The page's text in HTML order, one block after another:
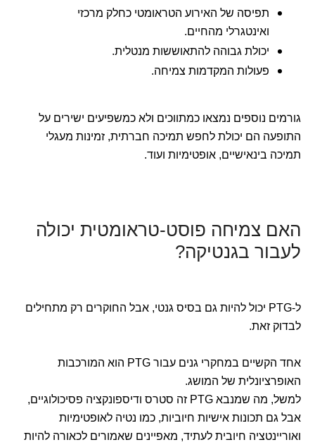
תפיסה של האירוע הטראומטי כחלק מרכזי
ואינטגרלי מהחיים.
יכולת גבוהה להתאוששות מנטלית.
פעולות המקדמות צמיחה.
גורמים נוספים נמצאו כמתווכים ולא כמשפיעים ישירים על
התופעה הם יכולת לחפש תמיכה חברתית, זמינות מעגלי
תמיכה בינאישיים, אופטימיות ועוד.
האם צמיחה פוסט-טראומטית יכולה
לעבור בגנטיקה?
ל-PTG יכול להיות גם בסיס גנטי, אבל החוקרים רק מתחילים
לבדוק זאת.
אחד הקשיים במחקרי גנים עבור PTG הוא המורכבות
האופרציונלית של המושג.
למשל, מה שמנבא PTG זה סטרס ודיספונקציה פסיכולוגיים,
אבל גם תכונות אישיות חיוביות, כמו נטיה לאופטימיות
ואוריינטציה חיובית לעתיד, מאפיינים שאמורים לכאורה להיות